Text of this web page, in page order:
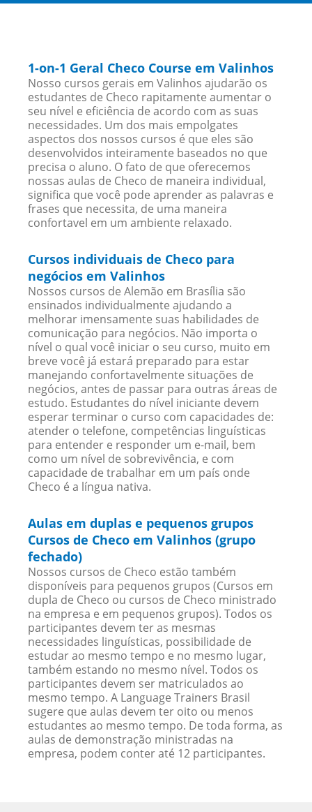
1-on-1 Geral Checo Course em Valinhos
Nosso cursos gerais em Valinhos ajudarão os
estudantes de Checo rapitamente aumentar o
seu nível e eficiência de acordo com as suas
necessidades. Um dos mais empolgates
aspectos dos nossos cursos é que eles são
desenvolvidos inteiramente baseados no que
precisa o aluno. O fato de que oferecemos
nossas aulas de Checo de maneira individual,
significa que você pode aprender as palavras e
frases que necessita, de uma maneira
confortavel em um ambiente relaxado.
Cursos individuais de Checo para
negócios em Valinhos
Nossos cursos de Alemão em Brasília são
ensinados individualmente ajudando a
melhorar imensamente suas habilidades de
comunicação para negócios. Não importa o
nível o qual você iniciar o seu curso, muito em
breve você já estará preparado para estar
manejando confortavelmente situações de
negócios, antes de passar para outras áreas de
estudo. Estudantes do nível iniciante devem
esperar terminar o curso com capacidades de:
atender o telefone, competências linguísticas
para entender e responder um e-mail, bem
como um nível de sobrevivência, e com
capacidade de trabalhar em um país onde
Checo é a língua nativa.
Aulas em duplas e pequenos grupos
Cursos de Checo em Valinhos (grupo
fechado)
Nossos cursos de Checo estão também
disponíveis para pequenos grupos (Cursos em
dupla de Checo ou cursos de Checo ministrado
na empresa e em pequenos grupos). Todos os
participantes devem ter as mesmas
necessidades linguísticas, possibilidade de
estudar ao mesmo tempo e no mesmo lugar,
também estando no mesmo nível. Todos os
participantes devem ser matriculados ao
mesmo tempo. A Language Trainers Brasil
sugere que aulas devem ter oito ou menos
estudantes ao mesmo tempo. De toda forma, as
aulas de demonstração ministradas na
empresa, podem conter até 12 participantes.